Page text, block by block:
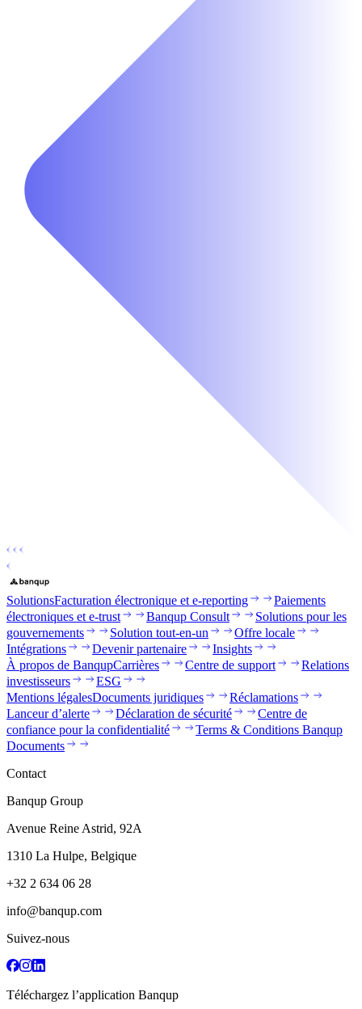
SolutionsFacturation électronique et e-reporting
Paiements
électroniques et e-trust
Banqup Consult
Solutions pour les
gouvernements
Solution tout-en-un
Offre locale
Intégrations
Devenir partenaire
Insights
À propos de BanqupCarrières Centre de support
Relations
investisseurs
ESG
Mentions légalesDocuments juridiques
Réclamations
Lanceur d’alerte
Déclaration de sécurité
Centre de
confiance pour la confidentialité
Terms & Conditions Banqup
Documents
Contact
Banqup Group
Avenue Reine Astrid, 92A
1310 La Hulpe, Belgique
+32 2 634 06 28
info@banqup.com
Suivez-nous
Téléchargez l’application Banqup